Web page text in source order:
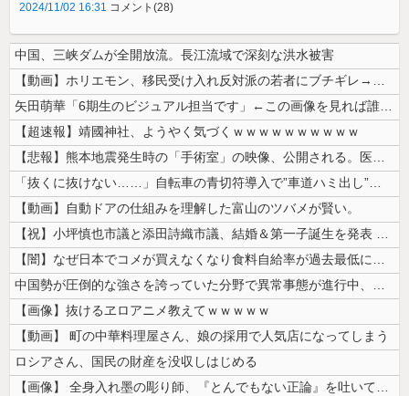
2024/11/02 16:31 コメント(28)
中国、三峡ダムが全開放流。長江流域で深刻な洪水被害
【動画】ホリエモン、移民受け入れ反対派の若者にブチギレ→スタジオ誰も反...
矢田萌華「6期生のビジュアル担当です」←この画像を見れば誰もが納得【画...
【超速報】靖國神社、ようやく気づくｗｗｗｗｗｗｗｗｗｗ
【悲報】熊本地震発生時の「手術室」の映像、公開される。医療従事者って凄...
「抜くに抜けない……」自転車の青切符導入で”車道ハミ出し”が急増中
【動画】自動ドアの仕組みを理解した富山のツバメが賢い。
【祝】小坪慎也市議と添田詩織市議、結婚＆第一子誕生を発表 → ｗｗｗｗ...
【闇】なぜ日本でコメが買えなくなり食料自給率が過去最低に並んだのか？
中国勢が圧倒的な強さを誇っていた分野で異常事態が進行中、日本勢が3人も...
【画像】抜けるヱロアニメ教えてｗｗｗｗｗ
【動画】 町の中華料理屋さん、娘の採用で人気店になってしまう
ロシアさん、国民の財産を没収しはじめる
【画像】 全身入れ墨の彫り師、『とんでもない正論』を吐いて30万再生さ...